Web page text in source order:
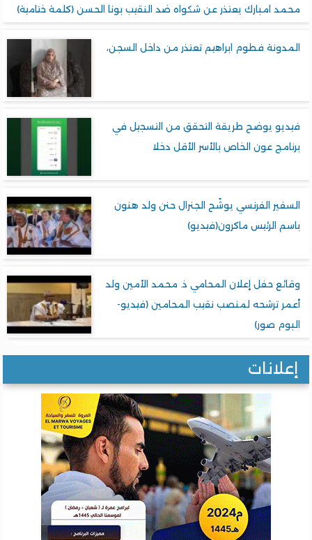
امبارك يعتذر عن شكواه ضد النقيب بونا الحسن (كلمة ختامية)
فطوم ابراهيم تعتذر من داخل السجن،
يوضح طريقة التحقق من التسجيل في
عون الخاص بالأسر الأقل دخلا
الفرنسي يوشّح الجنرال حنن ولد هنون
الرئيس ماكرون(فيديو)
حفل إعلان المحامي ذ. محمد الأمين ولد
ترشحه لمنصب نقيب المحامين (فيديو-
صور)